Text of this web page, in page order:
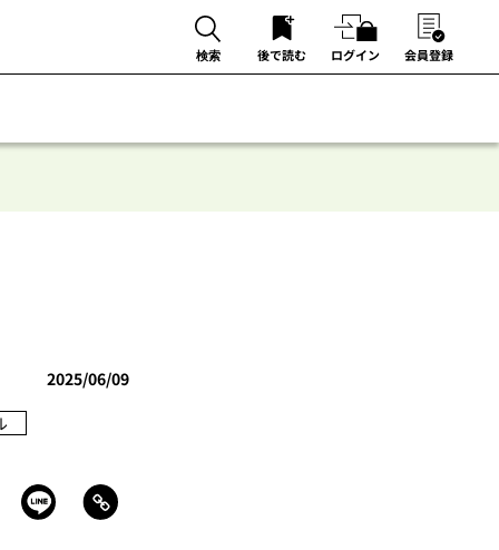
検索 後で読む ログイン 会員登録
2025/06/09